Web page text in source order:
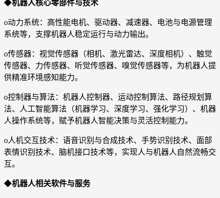
◆机器人核心零部件与技术
o动力系统：高性能电机、驱动器、减速器、电池与电源管理
系统等，支撑机器人稳定运行与动力输出。
o传感器：视觉传感器（相机、激光雷达、深度相机）、触觉
传感器、力传感器、听觉传感器、嗅觉传感器等，为机器人提
供精准环境感知能力。
o控制器与算法：机器人控制器、运动控制算法、路径规划算
法、人工智能算法（机器学习、深度学习、强化学习）、机器
人操作系统等，赋予机器人智能决策与灵活控制能力。
o人机交互技术：语音识别与合成技术、手势识别技术、面部
表情识别技术、脑机接口技术等，实现人与机器人自然流畅交
互。
◆机器人相关软件与服务